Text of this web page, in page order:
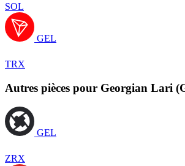
SOL
GEL
TRX
Autres pièces pour Georgian Lari
GEL
ZRX